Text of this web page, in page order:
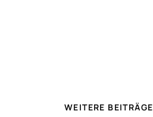
WEITERE BEITRÄGE